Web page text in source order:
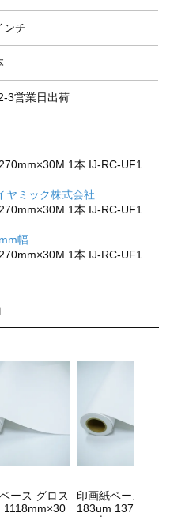
ンチ
3営業日出荷
1本 IJ-RC-UF1
ヤミック株式会社
1本 IJ-RC-UF1
幅
1本 IJ-RC-UF1
ース グロス
1118mm×30
印画紙ベース グ
183um